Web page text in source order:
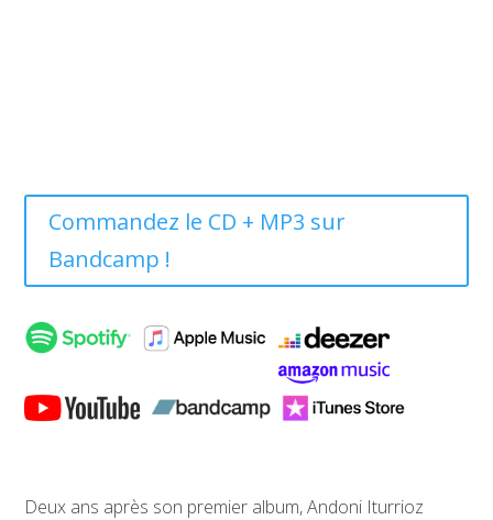
Commandez le CD + MP3 sur
Bandcamp !
Deux ans après son premier album, Andoni Iturrioz